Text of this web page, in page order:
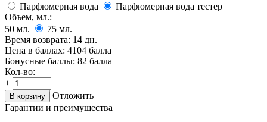
Парфюмерная вода
Парфюмерная вода тестер
Объем, мл.:
50 мл. 75 мл.
Время возврата: 14 дн.
Цена в баллах: 4104 балла
Бонусные баллы: 82 балла
Кол-во:
+
−
В корзину
Отложить
Гарантии и преимущества